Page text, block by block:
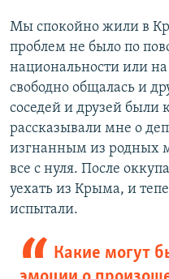
Мы спокойно жили в
проблем не было по
национальности или
свободно общалась и
соседей и друзей
рассказывали мне о
изгнанным из родных
все с нуля. После
уехать из Крыма, и
испытали.
Какие могут